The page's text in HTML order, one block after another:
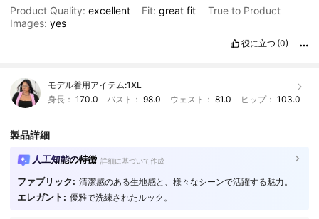
Product Quality:excellent Fit:greatfit
True to Product
Images:yes
役に立つ (0)
モデル着用アイテム:1XL
身長： 170.0 バスト：98.0 ウェスト： 81.0 ヒップ： 103.0
製品詳細
人工知能の特徴 詳細に基づいて作成
ファブリック: 清潔感のある生地感と、様々なシーンで活躍する魅力。
エレガント: 優雅で洗練されたルック。